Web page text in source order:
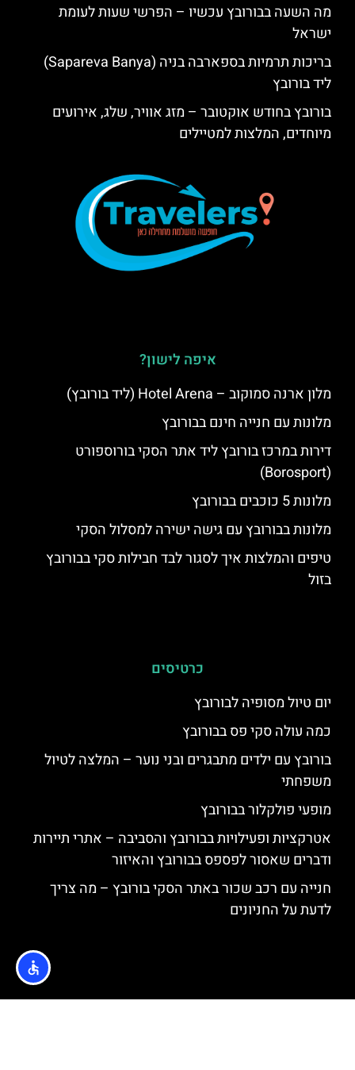
מה השעה בבורובץ עכשיו – הפרשי שעות לעומת
ישראל
בריכות תרמיות בספארבה בניה (Sapareva Banya)
ליד בורובץ
בורובץ בחודש אוקטובר – מזג אוויר, שלג, אירועים
מיוחדים, המלצות למטיילים
איפה לישון?
מלון ארנה סמוקוב – Hotel Arena (ליד בורובץ)
מלונות עם חנייה חינם בבורובץ
דירות במרכז בורובץ ליד אתר הסקי בורוספורט
(Borosport)
מלונות 5 כוכבים בבורובץ
מלונות בבורובץ עם גישה ישירה למסלול הסקי
טיפים והמלצות איך לסגור לבד חבילות סקי בבורובץ
בזול
כרטיסים
יום טיול מסופיה לבורובץ
כמה עולה סקי פס בבורובץ
בורובץ עם ילדים מתבגרים ובני נוער – המלצה לטיול
משפחתי
מופעי פולקלור בבורובץ
אטרקציות ופעילויות בבורובץ והסביבה – אתרי תיירות
ודברים שאסור לפספס בבורובץ והאיזור
חנייה עם רכב שכור באתר הסקי בורובץ – מה צריך
לדעת על החניונים